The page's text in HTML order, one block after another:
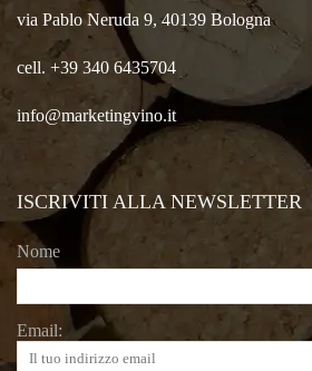
via Pablo Neruda 9, 40139 Bologna
cell. +39 340 6435704
info@marketingvino.it
ISCRIVITI ALLA NEWSLETTER
Nome
Email: